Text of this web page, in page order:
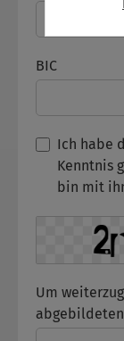
BIC
Ich habe
Kenntnis
bin mit
Um